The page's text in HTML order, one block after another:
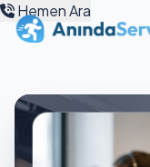
Hemen Ara